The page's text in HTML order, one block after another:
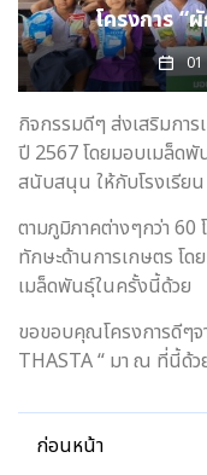
โครงการ “
01
กิจกรรมดีๆ ส่งเสริมการ
ปี 2567 โดยมอบเมล็ด
สนับสนุน ให้กับโรงเรียน
ตามภูมิภาคต่างๆกว่า 60
ทักษะด้านการเกษตร โ
เมล็ดพันธ์ุในครั้งนี้ด้วย
ขอขอบคุณโครงการดีๆจ
THASTA “ มา ณ ที่นี้ด้ว
ก่อนหน้า